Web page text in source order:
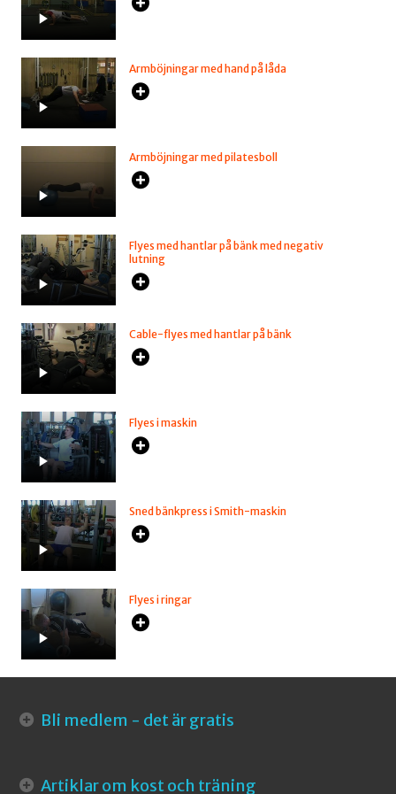
Armböjningar med hand på låda
Armböjningar med pilatesboll
Flyes med hantlar på bänk med negativ
lutning
Cable-flyes med hantlar på bänk
Flyes i maskin
Sned bänkpress i Smith-maskin
Flyes i ringar
Bli medlem - det är gratis
Artiklar om kost och träning